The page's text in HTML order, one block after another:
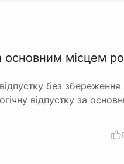
основним місцем
без збереження
відпустку за